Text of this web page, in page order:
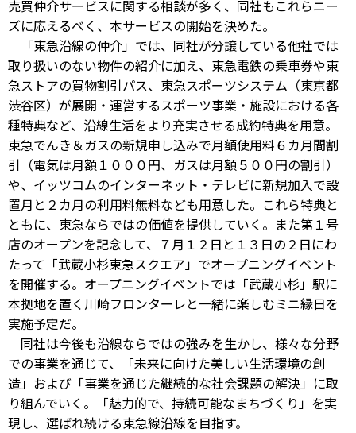
売買仲介サービスに関する相談が多く、同社もこれらニー
ズに応えるべく、本サービスの開始を決めた。
「東急沿線の仲介」では、同社が分譲している他社では
取り扱いのない物件の紹介に加え、東急電鉄の乗車券や東
急ストアの買物割引パス、東急スポーツシステム（東京都
渋谷区）が展開・運営するスポーツ事業・施設における各
種特典など、沿線生活をより充実させる成約特典を用意。
東急でんき＆ガスの新規申し込みで月額使用料６カ月間割
引（電気は月額１０００円、ガスは月額５００円の割引）
や、イッツコムのインターネット・テレビに新規加入で設
置月と２カ月の利用料無料なども用意した。これら特典と
ともに、東急ならではの価値を提供していく。また第１号
店のオープンを記念して、７月１２日と１３日の２日にわ
たって「武蔵小杉東急スクエア」でオープニングイベント
を開催する。オープニングイベントでは「武蔵小杉」駅に
本拠地を置く川崎フロンターレと一緒に楽しむミニ縁日を
実施予定だ。
同社は今後も沿線ならではの強みを生かし、様々な分野
での事業を通じて、「未来に向けた美しい生活環境の創
造」および「事業を通じた継続的な社会課題の解決」に取
り組んでいく。「魅力的で、持続可能なまちづくり」を実
現し、選ばれ続ける東急線沿線を目指す。